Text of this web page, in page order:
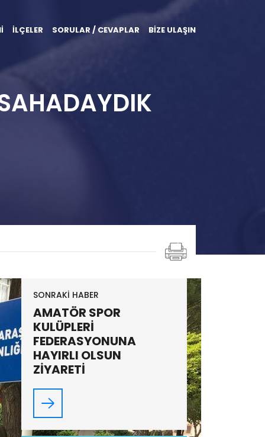
İLÇELER SORULAR / CEVAPLAR BİZE ULAŞIN
SONRAKİ HABER
AMATÖR SPOR
KULÜPLERİ
FEDERASYONUNA
HAYIRLI OLSUN
ZİYARETİ